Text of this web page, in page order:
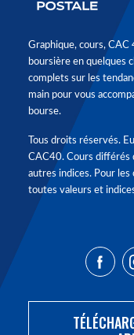
Graphique, cours,
boursière en quelques
complets sur les
main pour vous
bourse.
Tous droits réservés.
CAC40. Cours différés
autres indices. Pour
toutes valeurs et